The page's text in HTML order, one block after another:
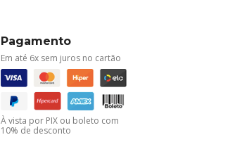
Pagamento
Em até 6x sem juros no cartão
À vista por PIX ou boleto com
10% de desconto